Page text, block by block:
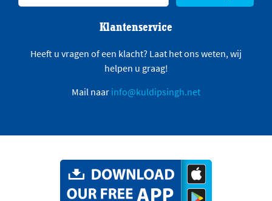
Klantenservice
Heeft u vragen of een klacht? Laat het ons weten, wij
helpen u graag!
Mail naar info@kuldipsingh.net